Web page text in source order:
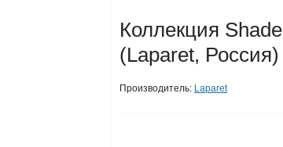
Коллекция Shade
(Laparet, Россия)
Производитель: Laparet